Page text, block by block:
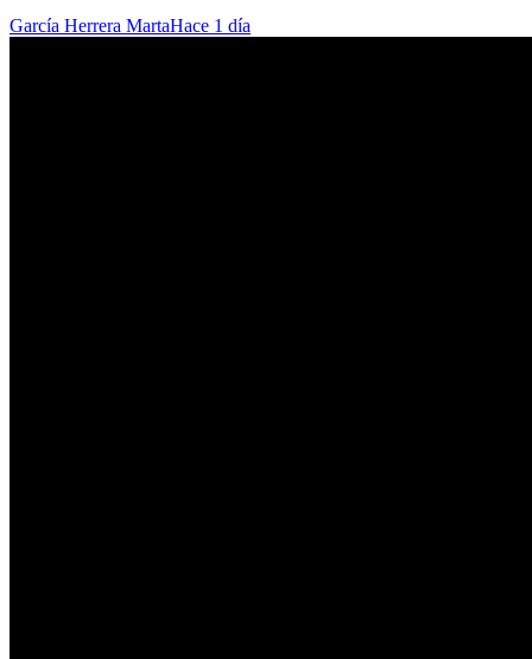
García Herrera MartaHace 1 día